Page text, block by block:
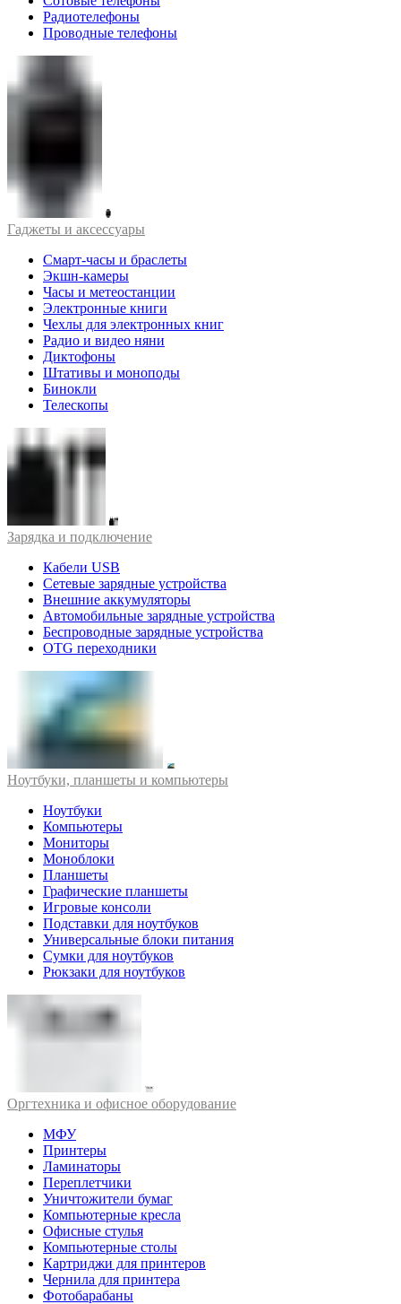
Радиотелефоны
Проводные телефоны
Гаджеты и аксессуары
Смарт-часы и браслеты
Экшн-камеры
Часы и метеостанции
Электронные книги
Чехлы для электронных книг
Радио и видео няни
Диктофоны
Штативы и моноподы
Бинокли
Телескопы
Зарядка и подключение
Кабели USB
Сетевые зарядные устройства
Внешние аккумуляторы
Автомобильные зарядные устройства
Беспроводные зарядные устройства
OTG переходники
Ноутбуки, планшеты и компьютеры
Ноутбуки
Компьютеры
Мониторы
Моноблоки
Планшеты
Графические планшеты
Игровые консоли
Подставки для ноутбуков
Универсальные блоки питания
Сумки для ноутбуков
Рюкзаки для ноутбуков
Оргтехника и офисное оборудование
МФУ
Принтеры
Ламинаторы
Переплетчики
Уничтожители бумаг
Компьютерные кресла
Офисные стулья
Компьютерные столы
Картриджи для принтеров
Чернила для принтера
Фотобарабаны